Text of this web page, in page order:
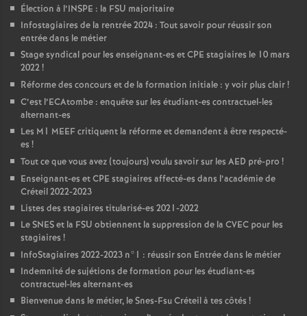
Élection à l’INSPE : la FSU majoritaire
Infostagiaires de la rentrée 2024 : Tout savoir pour réussir son
entrée dans le métier
Stage syndical pour les enseignant-es etCPE stagiaires le 10 mars
2022!
Réforme des concours et de la formation initiale : y voir plus clair!
C’est l’ECAtombe : enquête sur les étudiant-es contractuel-les
alternant-es
Les M1 MEEFcritiquent la réforme et demandent à être respecté-
es !
Tout ce que vous avez (toujours) voulu savoir sur les AED pré-pro !
Enseignant-es etCPE stagiaires affecté-es dans l’académie de
Créteil 2022-2023
Listes des stagiaires titularisé-es 2021-2022
LeSNESet la FSU obtiennent la suppression de la CVEC pour les
stagiaires !
InfoStagiaires 2022-2023 n°1 : réussir son Entrée dans le métier
Indemnité de sujétions de formation pour les étudiant-es
contractuel-les alternant-es
Bienvenue dans le métier, le Snes-Fsu Créteil à tes côtés !